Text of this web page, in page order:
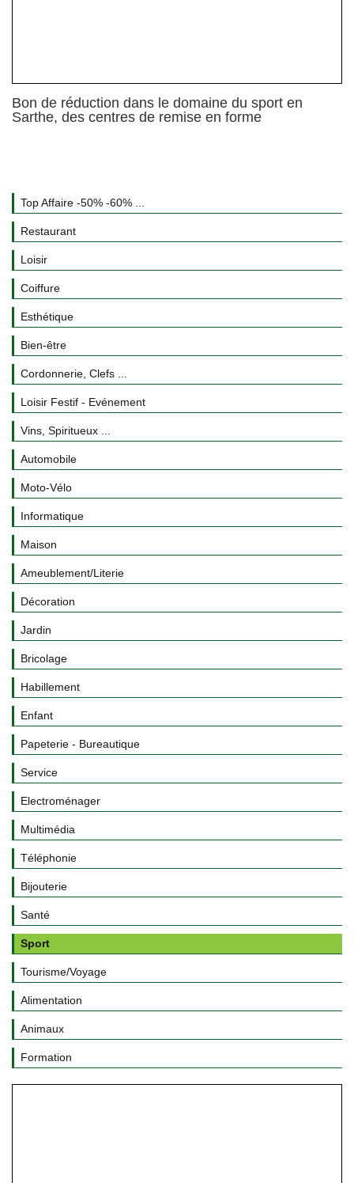
Bon de réduction dans le domaine du sport en
Sarthe, des centres de remise en forme
Top Affaire -50% -60% ...
Restaurant
Loisir
Coiffure
Esthétique
Bien-être
Cordonnerie, Clefs ...
Loisir Festif - Evénement
Vins, Spiritueux ...
Automobile
Moto-Vélo
Informatique
Maison
Ameublement/Literie
Décoration
Jardin
Bricolage
Habillement
Enfant
Papeterie - Bureautique
Service
Electroménager
Multimédia
Téléphonie
Bijouterie
Santé
Sport
Tourisme/Voyage
Alimentation
Animaux
Formation